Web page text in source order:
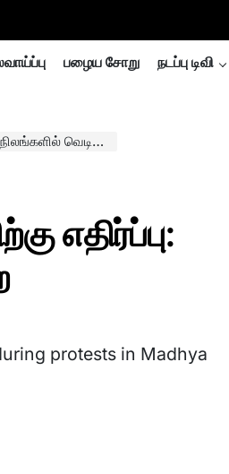
பழைய சோறு நடப்பு டிவி
வன்முறை
எதிர்ப்பு:
protests in Madhya